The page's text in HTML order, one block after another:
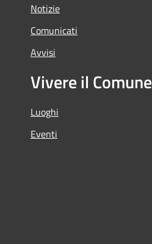
Notizie
Comunicati
Avvisi
Vivere il Comune
Luoghi
Eventi